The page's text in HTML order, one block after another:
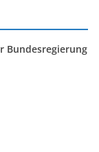
Bundesregierung